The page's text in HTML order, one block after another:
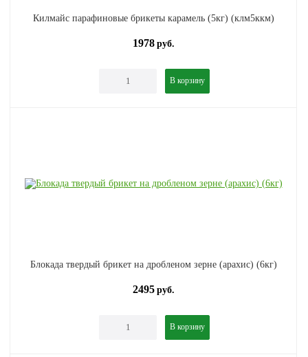
Килмайс парафиновые брикеты карамель (5кг) (клм5ккм)
1978 руб.
В корзину
Блокада твердый брикет на дробленом зерне (арахис) (6кг)
2495 руб.
В корзину